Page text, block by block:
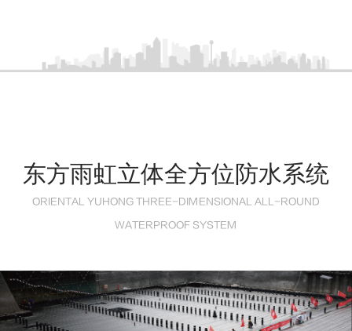
东方雨虹立体全方位防水系统
ORIENTAL YUHONG THREE-DIMENSIONAL ALL-ROUND
WATERPROOF SYSTEM